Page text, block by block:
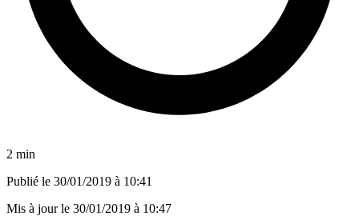
2 min
Publié le 30/01/2019 à 10:41
Mis à jour le 30/01/2019 à 10:47